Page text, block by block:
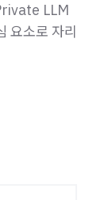
LLM
요소로 자리